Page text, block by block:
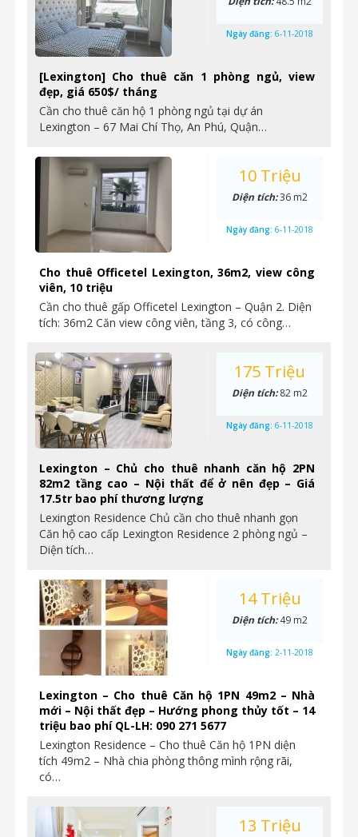
[Lexington] Cho thuê căn 1 phòng ngủ, view
đẹp, giá 650$/ tháng
Cần cho thuê căn hộ 1 phòng ngủ tại dự án
Lexington – 67 Mai Chí Thọ, An Phú, Quận…
Ngày đăng: 6-11-2018
Cho thuê Officetel Lexington, 36m2, view công
viên, 10 triệu
Cần cho thuê gấp Officetel Lexington – Quận 2. Diện
tích: 36m2 Căn view công viên, tầng 3, có công…
10 Triệu
Diện tích:36 m2
Ngày đăng: 6-11-2018
Lexington – Chủ cho thuê nhanh căn hộ 2PN
82m2 tầng cao – Nội thất để ở nên đẹp – Giá
17.5tr bao phí thương lượng
Lexington Residence Chủ cần cho thuê nhanh gọn
Căn hộ cao cấp Lexington Residence 2 phòng ngủ –
Diện tích…
175 Triệu
Diện tích:82 m2
Ngày đăng: 6-11-2018
Lexington – Cho thuê Căn hộ 1PN 49m2 – Nhà
mới – Nội thất đẹp – Hướng phong thủy tốt – 14
triệu bao phí QL-LH: 090 271 5677
Lexington Residence – Cho thuê Căn hộ 1PN diện
tích 49m2 – Nhà chia phòng thông mình rộng rãi,
có…
14 Triệu
Diện tích:49 m2
Ngày đăng: 2-11-2018
13 Triệu